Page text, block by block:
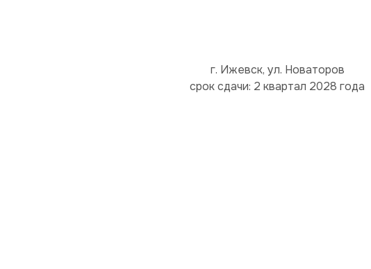
г. Ижевск, ул. Новаторов
срок сдачи: 2 квартал 2028 года